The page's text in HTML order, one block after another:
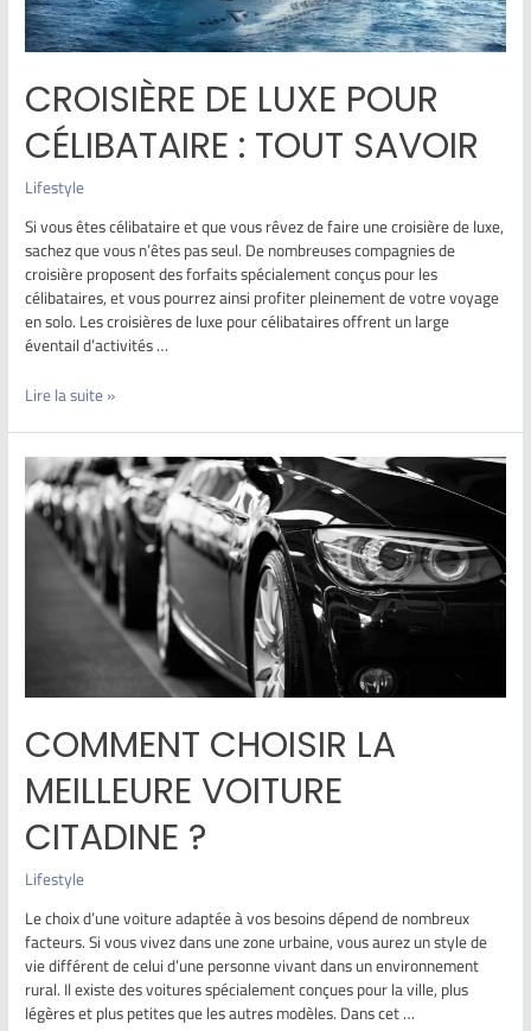
CROISIÈRE DE LUXE POUR
CÉLIBATAIRE : TOUT SAVOIR
Lifestyle
Si vous êtes célibataire et que vous rêvez de faire une croisière de luxe,
sachez que vous n’êtes pas seul. De nombreuses compagnies de
croisière proposent des forfaits spécialement conçus pour les
célibataires, et vous pourrez ainsi profiter pleinement de votre voyage
en solo. Les croisières de luxe pour célibataires offrent un large
éventail d’activités …
Lire la suite »
COMMENT CHOISIR LA
MEILLEURE VOITURE
CITADINE ?
Lifestyle
Le choix d’une voiture adaptée à vos besoins dépend de nombreux
facteurs. Si vous vivez dans une zone urbaine, vous aurez un style de
vie différent de celui d’une personne vivant dans un environnement
rural. Il existe des voitures spécialement conçues pour la ville, plus
légères et plus petites que les autres modèles. Dans cet …